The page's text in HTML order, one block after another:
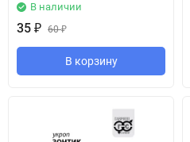
В наличии
35 ₽ 60₽
В корзину